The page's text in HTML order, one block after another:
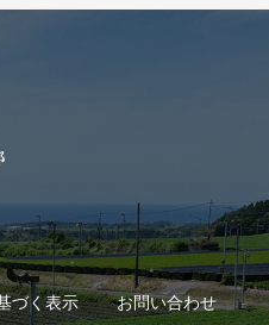
づく表示 お問い合わせ